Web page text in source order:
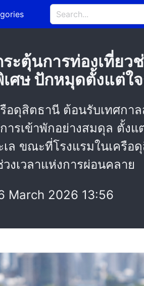
ะตุ้นการท่องเที่ยว
ศษ ปักหมุดตั้งแต่ใ
อดุสิตธานี ต้อนรับเทศก
ารเข้าพักอย่างสมดุล ตั้ง
เล ขณะที่โรงแรมในเครื
งเวลาแห่งการผ่อนคลาย
March 2026 13:56